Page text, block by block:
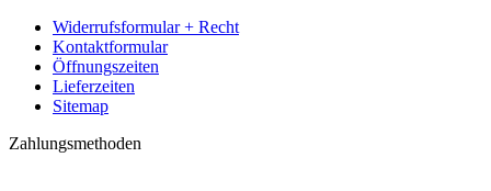
Widerrufsformular + Recht
Kontaktformular
Öffnungszeiten
Lieferzeiten
Sitemap
Zahlungsmethoden